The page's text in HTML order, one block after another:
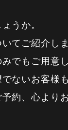
うか。
てご紹介しま
でもご用意
ないお客様
約、心より